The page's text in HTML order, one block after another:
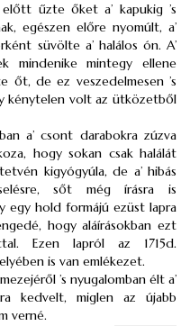
űzte őket a’ kapukig ’s
egészen előre nyomúlt, a’
süvölte a’ halálos ón. A’
mindenike mintegy ellene
őt, de ez veszedelmesen ’s
kénytelen volt az ütközetből
a’ csont darabokra zúzva
hogy sokan csak halálát
kigyógyúla, de a’ hibás
sőt még írásra is
egy hold formájú ezüst lapra
hogy aláírásokban ezt
Ezen lapról az 1715d.
is van emlékezet.
’s nyugalomban élt a’
kedvelt, miglen az újabb
verné.